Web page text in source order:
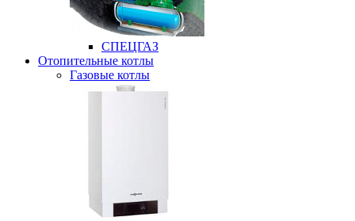
СПЕЦГАЗ
Отопительные котлы
Газовые котлы